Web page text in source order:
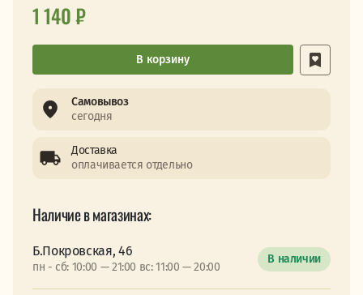
1 140 ₽
В корзину
Самовывоз
сегодня
Доставка
оплачивается отдельно
Наличие в магазинах:
Б.Покровская, 46
пн - сб: 10:00 — 21:00 вс: 11:00 — 20:00
В наличии